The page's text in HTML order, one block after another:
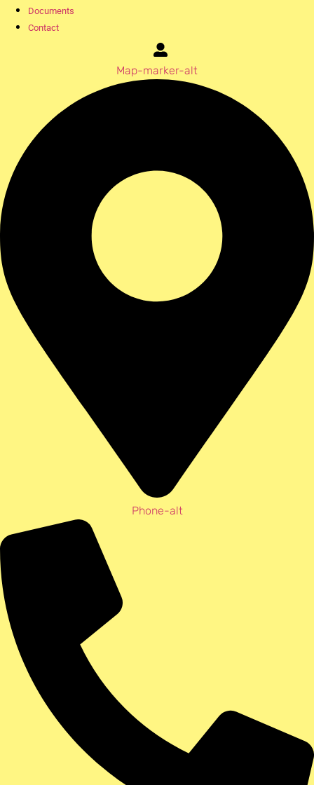
Documents
Contact
Map-marker-alt
Phone-alt